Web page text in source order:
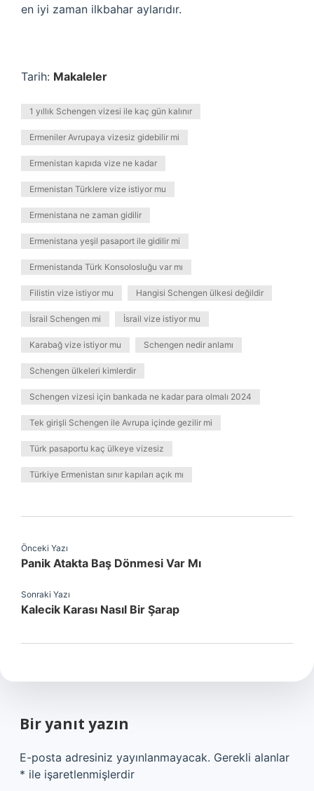
en iyi zaman ilkbahar aylarıdır.
Tarih: Makaleler
1 yıllık Schengen vizesi ile kaç gün kalınır
Ermeniler Avrupaya vizesiz gidebilir mi
Ermenistan kapıda vize ne kadar
Ermenistan Türklere vize istiyor mu
Ermenistana ne zaman gidilir
Ermenistana yeşil pasaport ile gidilir mi
Ermenistanda Türk Konsolosluğu var mı
Filistin vize istiyor mu Hangisi Schengen ülkesi değildir
İsrail Schengen mi İsrail vize istiyor mu
Karabağ vize istiyor mu Schengen nedir anlamı
Schengen ülkeleri kimlerdir
Schengen vizesi için bankada ne kadar para olmalı 2024
Tek girişli Schengen ile Avrupa içinde gezilir mi
Türk pasaportu kaç ülkeye vizesiz
Türkiye Ermenistan sınır kapıları açık mı
Önceki Yazı
Panik Atakta Baş Dönmesi Var Mı
Sonraki Yazı
Kalecik Karası Nasıl Bir Şarap
Bir yanıt yazın
E-posta adresiniz yayınlanmayacak. Gerekli alanlar
* ile işaretlenmişlerdir